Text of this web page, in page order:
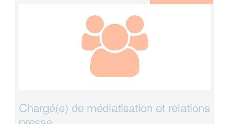
Chargé(e) de médiatisation et relations